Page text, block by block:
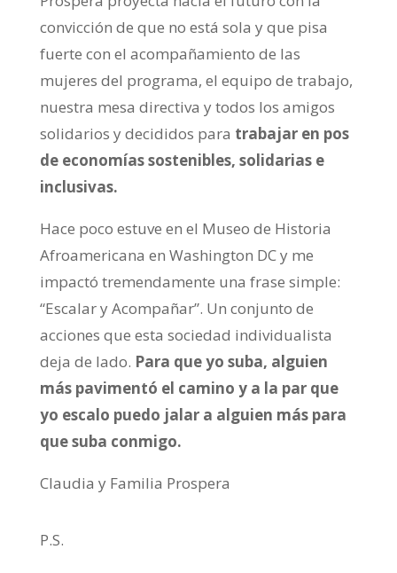
convicción de que no está sola y que pisa
fuerte con el acompañamiento de las
mujeres del programa, el equipo de trabajo,
nuestra mesa directiva y todos los amigos
solidarios y decididos para trabajar en pos
de economías sostenibles, solidarias e
inclusivas.
Hace poco estuve en el Museo de Historia
Afroamericana en Washington DC y me
impactó tremendamente una frase simple:
“Escalar y Acompañar”. Un conjunto de
acciones que esta sociedad individualista
deja de lado. Para que yo suba, alguien
más pavimentó el camino y a la par que
yo escalo puedo jalar a alguien más para
que suba conmigo.
Claudia y Familia Prospera
P.S.